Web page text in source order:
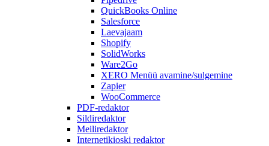
QuickBooks Online
Salesforce
Laevajaam
Shopify
SolidWorks
Ware2Go
XERO Menüü avamine/sulgemine
Zapier
WooCommerce
PDF-redaktor
Sildiredaktor
Meiliredaktor
Internetikioski redaktor